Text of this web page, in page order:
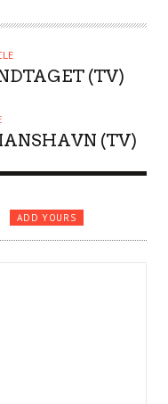
(TV)
(TV)
ADD YOURS